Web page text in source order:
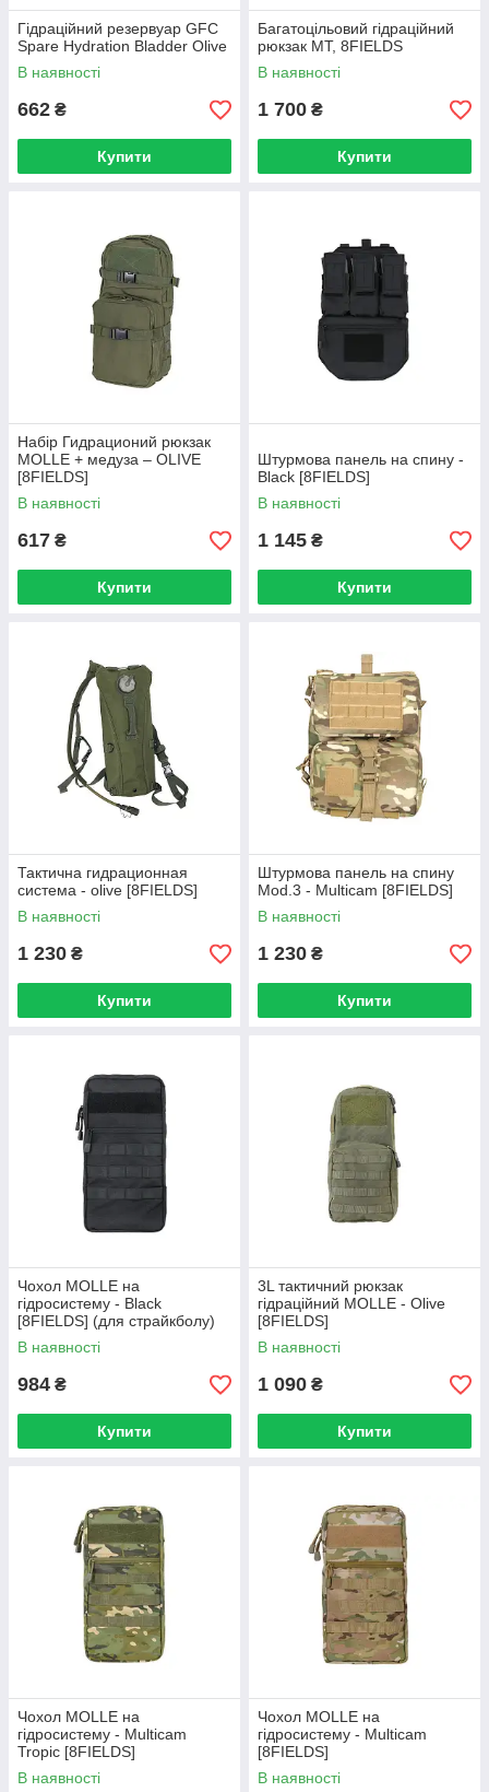
Гідраційний резервуар GFC
Spare Hydration Bladder Olive
В наявності
662 ₴
Купити
Багатоцільовий гідраційний
рюкзак MT, 8FIELDS
В наявності
1 700 ₴
Купити
Набір Гидрационий рюкзак
MOLLE + медуза – OLIVE
[8FIELDS]
В наявності
617 ₴
Купити
Штурмова панель на спину -
Black [8FIELDS]
В наявності
1 145 ₴
Купити
Тактична гидрационная
система - olive [8FIELDS]
В наявності
1 230 ₴
Купити
Штурмова панель на спину
Mod.3 - Multicam [8FIELDS]
В наявності
1 230 ₴
Купити
Чохол MOLLE на
гідросистему - Black
[8FIELDS] (для страйкболу)
В наявності
984 ₴
Купити
3L тактичний рюкзак
гідраційний MOLLE - Olive
[8FIELDS]
В наявності
1 090 ₴
Купити
Чохол MOLLE на
гідросистему - Multicam
Tropic [8FIELDS]
В наявності
Чохол MOLLE на
гідросистему - Multicam
[8FIELDS]
В наявності